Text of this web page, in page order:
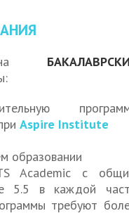
Aspire Institute
образовании
Academic с
5.5 в каждой
требуют